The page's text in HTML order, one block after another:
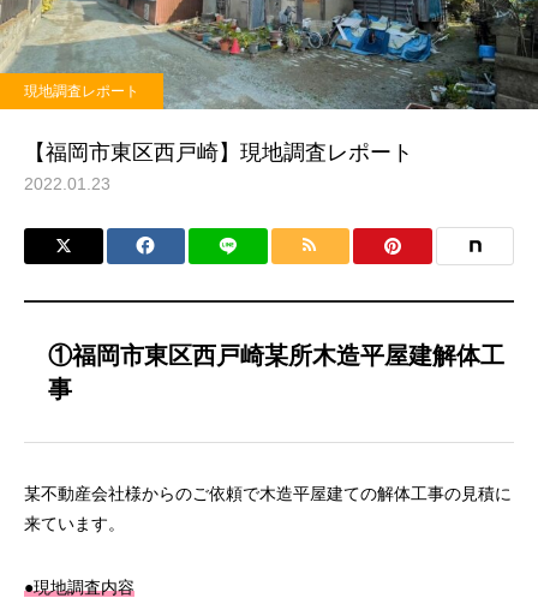
現地調査レポート
【福岡市東区西戸崎】現地調査レポート
2022.01.23
①福岡市東区西戸崎某所木造平屋建解体工
事
某不動産会社様からのご依頼で木造平屋建ての解体工事の見積に
来ています。
●現地調査内容